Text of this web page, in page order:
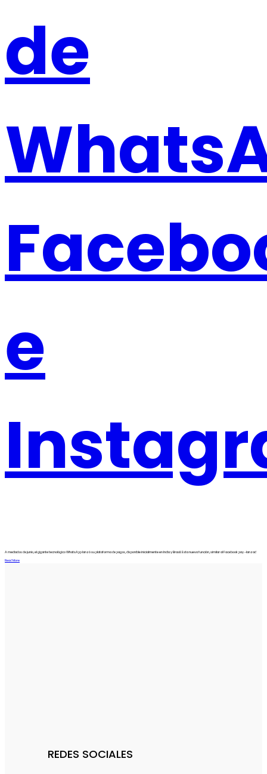
de
e
A mediados de junio, el gigante tecnológico WhatsApp lanzó su plataforma de pagos, disponible inicialmente en India y Brasil. Esta nueva función, similar al Facebook pay -lanzad
Read More
REDES SOCIALES